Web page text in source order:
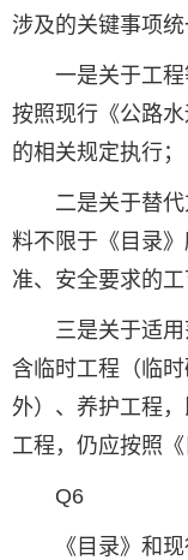
涉及的关键事项统
一是关于工
按照现行《公路
的相关规定执行；
二是关于替
料不限于《目录
准、安全要求的工
三是关于适
含临时工程（临
外）、养护工程
工程，仍应按照《
Q6
《目录》和